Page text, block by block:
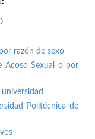
razón de sexo
Acoso Sexual o por
Politécnica de